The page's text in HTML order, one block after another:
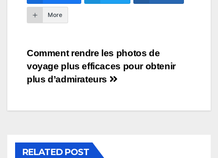
More
Navigation
de
Comment rendre les photos de
voyage plus efficaces pour obtenir
plus d’admirateurs
RELATED POST